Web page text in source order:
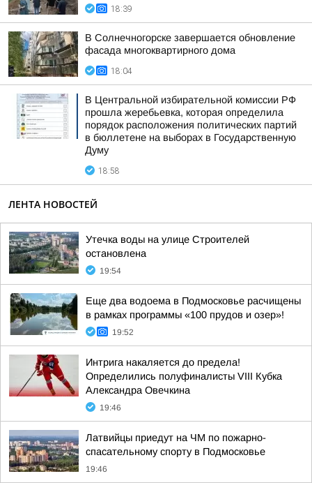
18:39
В Солнечногорске завершается обновление
фасада многоквартирного дома
18:04
В Центральной избирательной комиссии РФ
прошла жеребьевка, которая определила
порядок расположения политических партий
в бюллетене на выборах в Государственную
Думу
18:58
ЛЕНТА НОВОСТЕЙ
Утечка воды на улице Строителей
остановлена
19:54
Еще два водоема в Подмосковье расчищены
в рамках программы «100 прудов и озер»!
19:52
Интрига накаляется до предела!
Определились полуфиналисты VIII Кубка
Александра Овечкина
19:46
Латвийцы приедут на ЧМ по пожарно-
спасательному спорту в Подмосковье
19:46